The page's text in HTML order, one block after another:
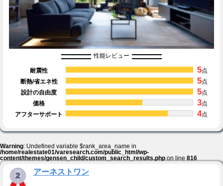
性能レビュー
耐震性 5点
断熱/省エネ性
5点
設計の自由度
5点
価格
3点
アフターサポート
4点
Warning: Undefined variable $rank_area_name in
/home/realestate01/varesearch.com/public_html/wp-
content/themes/gensen_child/custom_search_results.phpon line816
アーネストワン